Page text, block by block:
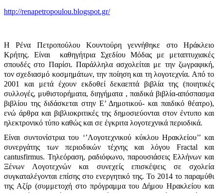
http://renapetropoulou.blogspot.gr/
Η Ρένα Πετροπούλου Κουντούρη γεννήθηκε στο Ηράκλειο
Κρήτης. Είναι καθηγήτρια Σχεδίου Μόδας με μεταπτυχιακές
σπουδές στο Παρίσι. Παράλληλα ασχολείται με την ζωγραφική,
τον σχεδιασμό κοσμημάτων, την ποίηση και τη λογοτεχνία. Από το
2001 και μετά έχουν εκδοθεί δεκαεπτά βιβλία της (ποιητικές
συλλογές, μυθιστορήματα, διηγήματα , παιδικά βιβλία-απόσπασμα
βιβλίου της διδάσκεται στην Ε’ Δημοτικού- και παιδικό θέατρο),
ενώ άρθρα και βιβλιοκριτικές της δημοσιεύονται στον έντυπο και
ηλεκτρονικό τύπο καθώς και σε έγκριτα λογοτεχνικά περιοδικά.
Είναι συντονίστρια του ‘’Λογοτεχνικού κύκλου Ηρακλείου’’ και
συνεργάτης των περιοδικών τέχνης και λόγου Fractal και
cantusfirmus. Τηλεόραση, ραδιόφωνο, παρουσιάσεις Ελλήνων και
Ξένων Λογοτεχνών και συνεχείς επισκέψεις σε σχολεία
συγκαταλέγονται επίσης στο ενεργητικό της. Το 2014 το παραμύθι
της Αζίρ (συμμετοχή στο πρόγραμμα του Δήμου Ηρακλείου και